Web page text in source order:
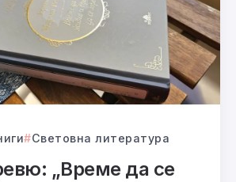
Световна литература
„Време да се